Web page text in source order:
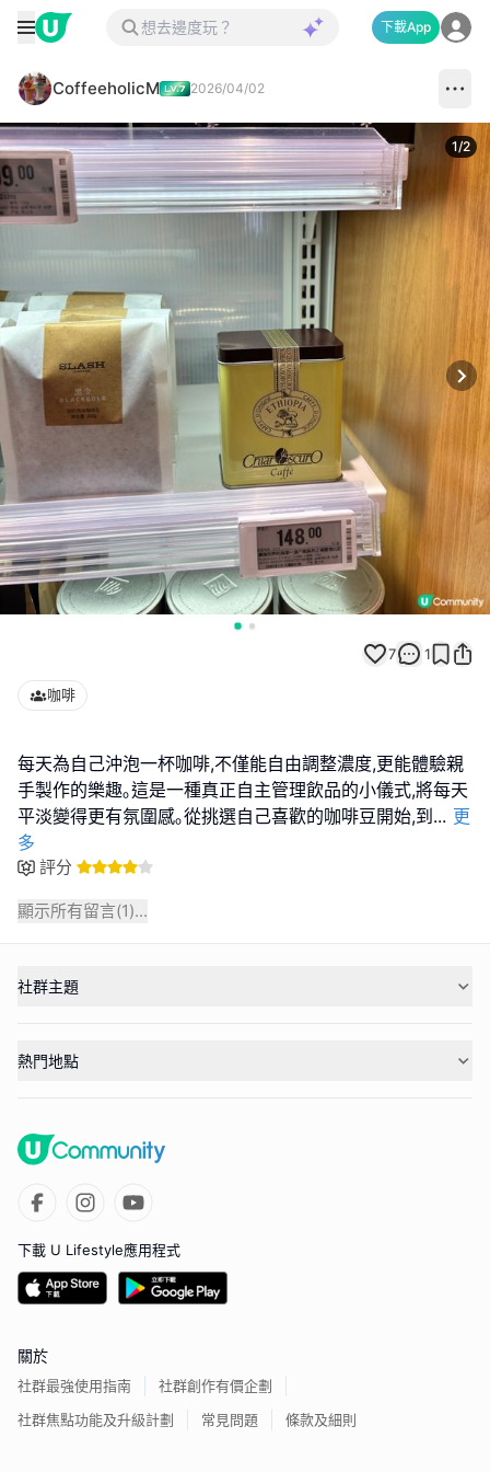
下載App
CoffeeholicM 2026/04/02
1/2
7 1
咖啡
每天為自己沖泡一杯咖啡,不僅能自由調整濃度,更能體驗親
手製作的樂趣｡這是一種真正自主管理飲品的小儀式,將每天
平淡變得更有氛圍感｡從挑選自己喜歡的咖啡豆開始,到... 更
多
評分
顯示所有留言(1)...
社群主題
熱門地點
下載 U Lifestyle應用程式
關於
社群最強使用指南
社群創作有價企劃
社群焦點功能及升級計劃
常見問題 條款及細則